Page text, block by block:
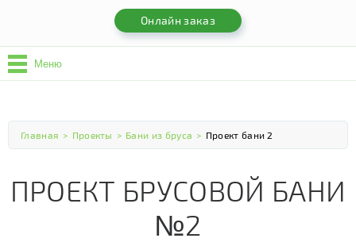
Онлайн заказ
Меню
Главная > Проекты > Бани из бруса > Проект бани 2
ПРОЕКТ БРУСОВОЙ БАНИ
№2